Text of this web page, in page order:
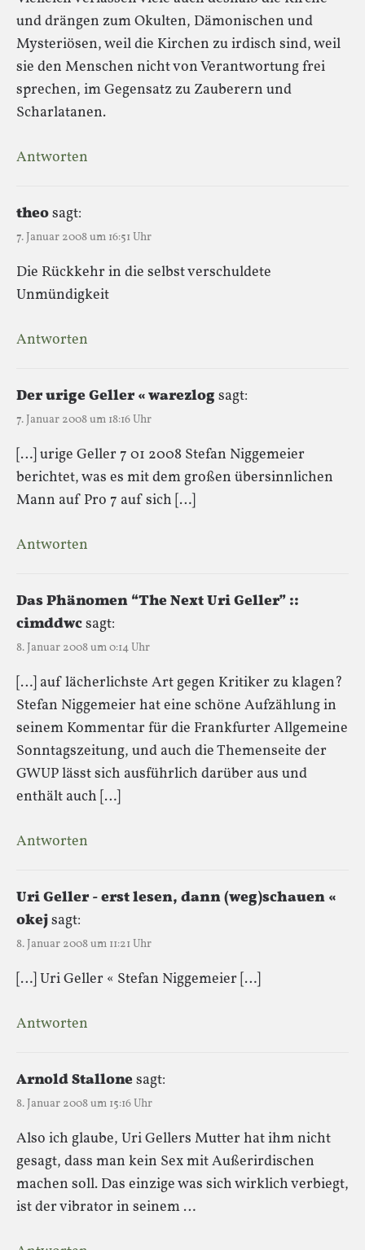
und drängen zum Okulten, Dämonischen und
Mysteriösen, weil die Kirchen zu irdisch sind, weil
sie den Menschen nicht von Verantwortung frei
sprechen, im Gegensatz zu Zauberern und
Scharlatanen.
Antworten
theosagt:
7. Januar 2008 um 16:51 Uhr
Die Rückkehr in die selbst verschuldete
Unmündigkeit
Antworten
Der urige Geller « warezlogsagt:
7. Januar 2008 um 18:16 Uhr
[…] urige Geller 7 01 2008 Stefan Niggemeier
berichtet, was es mit dem großen übersinnlichen
Mann auf Pro 7 auf sich […]
Antworten
Das Phänomen “The Next Uri Geller” ::
cimddwcsagt:
8. Januar 2008 um 0:14 Uhr
[…] auf lächerlichste Art gegen Kritiker zu klagen?
Stefan Niggemeier hat eine schöne Aufzählung in
seinem Kommentar für die Frankfurter Allgemeine
Sonntagszeitung, und auch die Themenseite der
GWUP lässt sich ausführlich darüber aus und
enthält auch […]
Antworten
Uri Geller - erst lesen, dann (weg)schauen «
okejsagt:
8. Januar 2008 um 11:21 Uhr
[…] Uri Geller « Stefan Niggemeier […]
Antworten
Arnold Stallonesagt:
8. Januar 2008 um 15:16 Uhr
Also ich glaube, Uri Gellers Mutter hat ihm nicht
gesagt, dass man kein Sex mit Außerirdischen
machen soll. Das einzige was sich wirklich verbiegt,
ist der vibrator in seinem …